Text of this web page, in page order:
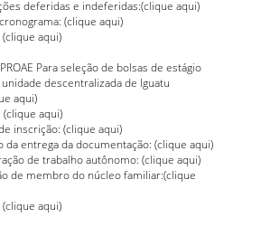
deferidas e indeferidas:(clique aqui)
(clique aqui)
clique aqui)
Para seleção de bolsas de estágio
descentralizada de Iguatu
aqui)
(clique aqui)
inscrição: (clique aqui)
da entrega da documentação: (clique aqui)
de trabalho autônomo: (clique aqui)
de membro do núcleo familiar:(clique
clique aqui)